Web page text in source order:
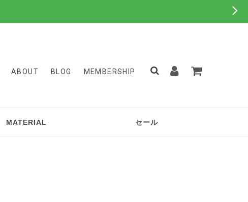
ABOUT BLOG MEMBERSHIP
MATERIAL セール